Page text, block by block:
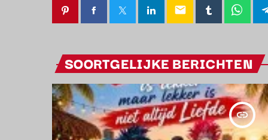
email
SOORTGELIJKE BERICHTEN
insert_link